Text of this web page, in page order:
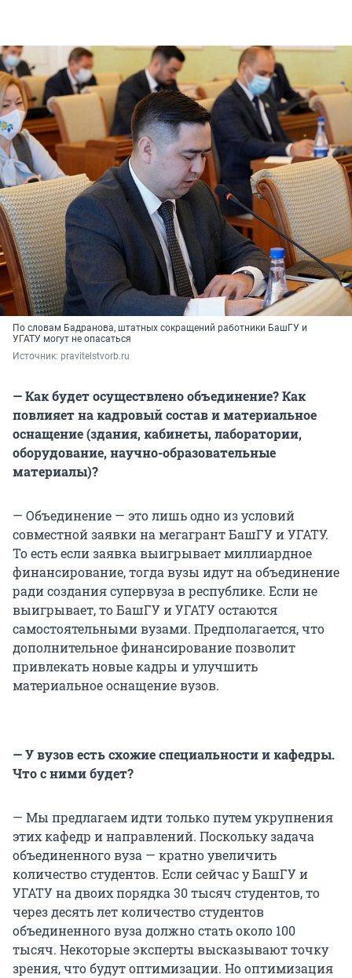
По словам Бадранова, штатных сокращений работники БашГУ и
УГАТУ могут не опасаться
Источник: pravitelstvorb.ru
— Как будет осуществлено объединение? Как
повлияет на кадровый состав и материальное
оснащение (здания, кабинеты, лаборатории,
оборудование, научно-образовательные
материалы)?
— Объединение — это лишь одно из условий
совместной заявки на мегагрант БашГУ и УГАТУ.
То есть если заявка выигрывает миллиардное
финансирование, тогда вузы идут на объединение
ради создания супервуза в республике. Если не
выигрывает, то БашГУ и УГАТУ остаются
самостоятельными вузами. Предполагается, что
дополнительное финансирование позволит
привлекать новые кадры и улучшить
материальное оснащение вузов.
— У вузов есть схожие специальности и кафедры.
Что с ними будет?
— Мы предлагаем идти только путем укрупнения
этих кафедр и направлений. Поскольку задача
объединенного вуза — кратно увеличить
количество студентов. Если сейчас у БашГУ и
УГАТУ на двоих порядка 30 тысяч студентов, то
через десять лет количество студентов
объединенного вуза должно стать около 100
тысяч. Некоторые эксперты высказывают точку
зрения, что будут оптимизации. Но оптимизация